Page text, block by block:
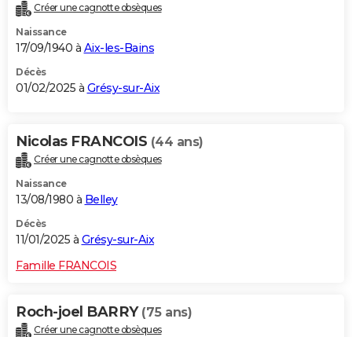
Créer une cagnotte obsèques
Naissance
17/09/1940 à Aix-les-Bains
Décès
01/02/2025 à Grésy-sur-Aix
Nicolas FRANCOIS (44 ans)
Créer une cagnotte obsèques
Naissance
13/08/1980 à Belley
Décès
11/01/2025 à Grésy-sur-Aix
Famille FRANCOIS
Roch-joel BARRY (75 ans)
Créer une cagnotte obsèques